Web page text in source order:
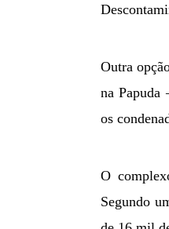
Outra
na Papuda
os
O
Segundo